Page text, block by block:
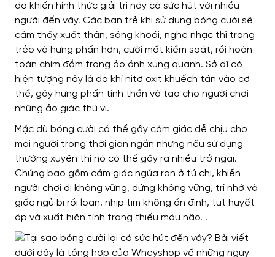
do khiến hình thức giải trí này có sức hút với nhiều
người đến vậy. Các bạn trẻ khi sử dụng bóng cười sẽ
cảm thấy xuất thần, sảng khoái, nghe nhạc thì trong
trẻo và hưng phấn hơn, cười mất kiểm soát, rồi hoàn
toàn chìm đắm trong ảo ảnh xung quanh. Sở dĩ có
hiện tượng này là do khí nitơ oxit khuếch tán vào cơ
thể, gây hưng phấn tinh thần và tạo cho người chơi
những ảo giác thú vị.
Mặc dù bóng cười có thể gây cảm giác dễ chịu cho
mọi người trong thời gian ngắn nhưng nếu sử dụng
thường xuyên thì nó có thể gây ra nhiều trở ngại.
Chúng bao gồm cảm giác ngứa ran ở tứ chi, khiến
người chơi đi không vững, đứng không vững, trí nhớ và
giấc ngủ bị rối loạn, nhịp tim không ổn định, tụt huyết
áp và xuất hiện tình trạng thiếu máu não. .